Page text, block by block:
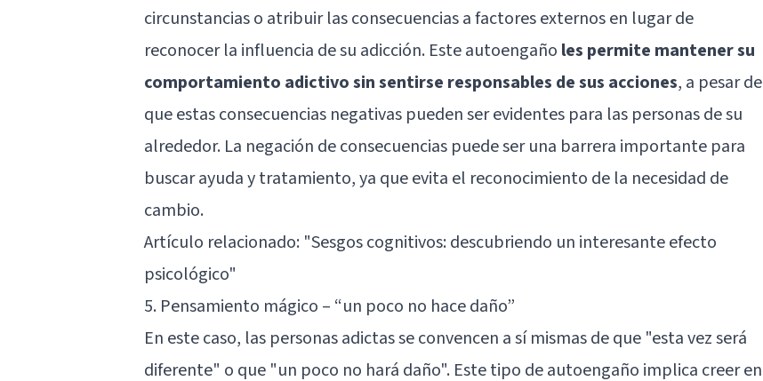
circunstancias o atribuir las consecuencias a factores externos en lugar de
reconocer la influencia de su adicción. Este autoengaño les permite mantener su
comportamiento adictivo sin sentirse responsables de sus acciones, a pesar de
que estas consecuencias negativas pueden ser evidentes para las personas de su
alrededor. La negación de consecuencias puede ser una barrera importante para
buscar ayuda y tratamiento, ya que evita el reconocimiento de la necesidad de
cambio.
Artículo relacionado: "Sesgos cognitivos: descubriendo un interesante efecto
psicológico"
5. Pensamiento mágico – “un poco no hace daño”
En este caso, las personas adictas se convencen a sí mismas de que "esta vez será
diferente" o que "un poco no hará daño". Este tipo de autoengaño implica creer en